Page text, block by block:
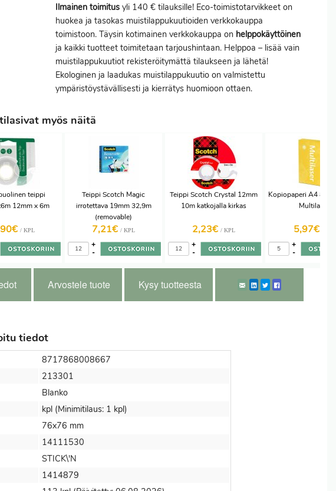
Ilmainen toimitus yli 140 € tilauksille! Eco-toimistotarvikkeet on
huokea ja tasokas muistilappukuutioiden verkkokauppa
toimistoon. Täysin kotimainen verkkokauppa on helppokäyttöinen
ja kaikki tuotteet toimitetaan tarjoushintaan. Helppoa – lisää vain
muistilappukuutiot rekisteröitymättä tilaukseen ja lähetä!
Ekologinen ja laadukas muistilappukuutio on valmistettu
ympäristöystävällisesti ja kierrätys huomioon ottaen.
myös näitä
teippi
12mm x 6m
/ KPL
Teippi Scotch Magic
irrotettava 19mm 32,9m
(removable)
7,21€ / KPL
-
+
Teippi Scotch Crystal 12mm
10m katkojalla kirkas
2,23€ / KPL
-
+
Kopiopaperi A4 80g
Multilaser
5,97€
-
+
Arvostele tuote Kysy tuotteesta
tiedot
8717868008667
213301
Blanko
kpl (Minimitilaus: 1 kpl)
76x76 mm
14111530
STICK\'N
1414879